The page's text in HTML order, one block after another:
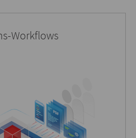
Workflows